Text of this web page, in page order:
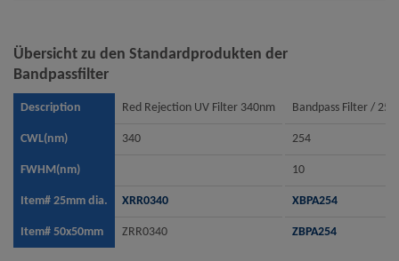
Übersicht zu den Standardprodukten der
Bandpassfilter
Description
CWL(nm)
FWHM(nm)
Item# 25mm dia.
Item# 50x50mm
Red Rejection UV Filter 340nm
340
XRR0340
ZRR0340
Bandpass Filter /
254
10
XBPA254
ZBPA254